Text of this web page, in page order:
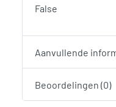
False
Aanvullende
Beoordelingen (0)